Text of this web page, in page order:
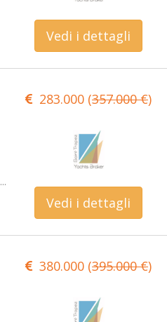
Vedi i dettagli
283.000 (357.000 €)
Vedi i dettagli
380.000 (395.000 €)